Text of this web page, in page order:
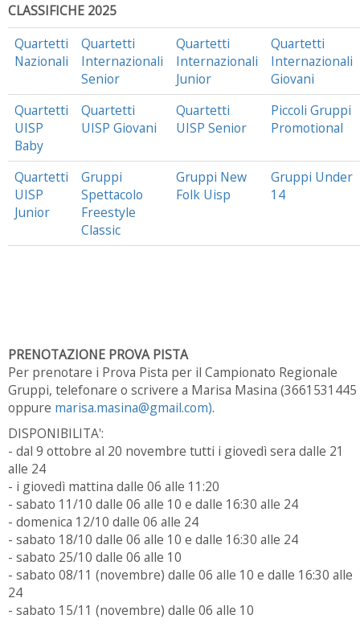
CLASSIFICHE 2025
Quartetti
Nazionali
Quartetti
Internazionali
Senior
Quartetti
Internazionali
Junior
Quartetti
Internazionali
Giovani
Quartetti
UISP
Baby
Quartetti
UISP Giovani
Quartetti
UISP Senior
Piccoli Gruppi
Promotional
Quartetti
UISP
Junior
Gruppi
Spettacolo
Freestyle
Classic
Gruppi New
Folk Uisp
Gruppi Under
14
PRENOTAZIONE PROVA PISTA
Per prenotare i Prova Pista per il Campionato Regionale
Gruppi, telefonare o scrivere a Marisa Masina (3661531445
oppure marisa.masina@gmail.com).
DISPONIBILITA':
- dal 9 ottobre al 20 novembre tutti i giovedì sera dalle 21
alle 24
- i giovedì mattina dalle 06 alle 11:20
- sabato 11/10 dalle 06 alle 10 e dalle 16:30 alle 24
- domenica 12/10 dalle 06 alle 24
- sabato 18/10 dalle 06 alle 10 e dalle 16:30 alle 24
- sabato 25/10 dalle 06 alle 10
- sabato 08/11 (novembre) dalle 06 alle 10 e dalle 16:30 alle
24
- sabato 15/11 (novembre) dalle 06 alle 10